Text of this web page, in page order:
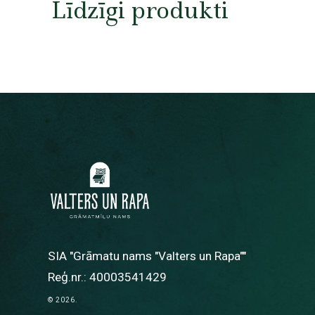
Līdzīgi produkti
SIA "Grāmatu nams "Valters un Rapa""
Reģ.nr.: 40003541429
© 2026.